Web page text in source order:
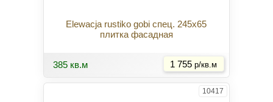
Elewacja rustiko gobi спец. 245x65
плитка фасадная
385 кв.м 1 755 р/кв.м
10417